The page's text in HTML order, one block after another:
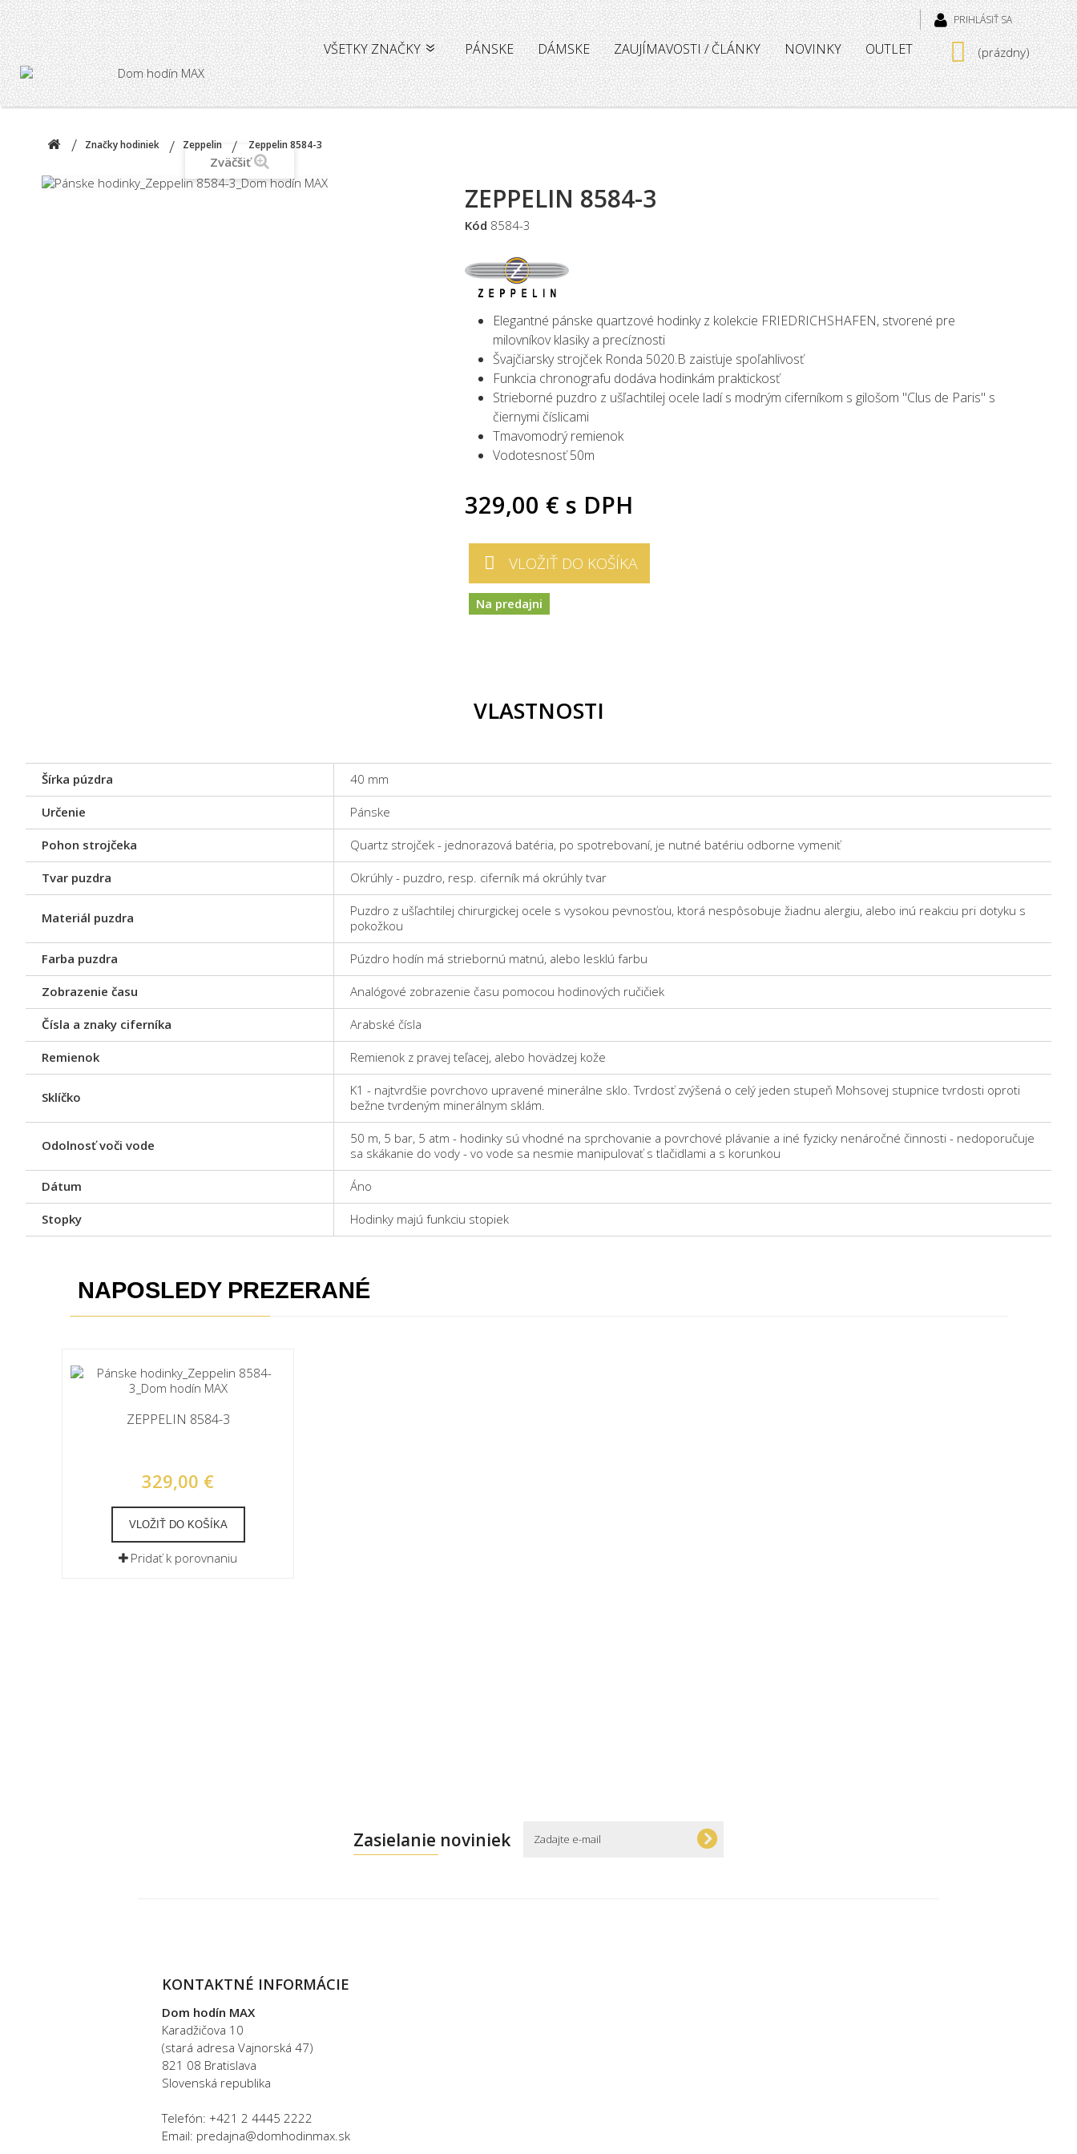
PRIHLÁSIŤ SA
VŠETKY ZNAČKY PÁNSKE DÁMSKE ZAUJÍMAVOSTI / ČLÁNKY NOVINKY OUTLET (prázdny)
Značky hodiniek Zeppelin Zeppelin 8584-3
Zväčšiť
ZEPPELIN 8584-3
Kód 8584-3
Elegantné pánske quartzové hodinky z kolekcie FRIEDRICHSHAFEN, stvorené pre
milovníkov klasiky a precíznosti
Švajčiarsky strojček Ronda 5020.B zaisťuje spoľahlivosť
Funkcia chronografu dodáva hodinkám praktickosť
Strieborné puzdro z ušľachtilej ocele ladí s modrým ciferníkom s gilošom "Clus de Paris" s
čiernymi číslicami
Tmavomodrý remienok
Vodotesnosť 50m
329,00 € s DPH
VLOŽIŤ DO KOŠÍKA
Na predajni
VLASTNOSTI
Šírka púzdra 40 mm
Určenie Pánske
Pohon strojčeka Quartz strojček - jednorazová batéria, po spotrebovaní, je nutné batériu odborne vymeniť
Tvar puzdra Okrúhly - puzdro, resp. ciferník má okrúhly tvar
Materiál puzdra
Puzdro z ušľachtilej chirurgickej ocele s vysokou pevnosťou, ktorá nespôsobuje žiadnu alergiu, alebo inú reakciu pri dotyku s
pokožkou
Farba puzdra Púzdro hodín má striebornú matnú, alebo lesklú farbu
Zobrazenie času Analógové zobrazenie času pomocou hodinových ručičiek
Čísla a znaky ciferníka Arabské čísla
Remienok Remienok z pravej teľacej, alebo hovädzej kože
Sklíčko
K1 - najtvrdšie povrchovo upravené minerálne sklo. Tvrdosť zvýšená o celý jeden stupeň Mohsovej stupnice tvrdosti oproti
bežne tvrdeným minerálnym sklám.
Odolnosť voči vode
50 m, 5 bar, 5 atm - hodinky sú vhodné na sprchovanie a povrchové plávanie a iné fyzicky nenáročné činnosti - nedoporučuje
sa skákanie do vody - vo vode sa nesmie manipulovať s tlačidlami a s korunkou
Dátum Áno
Stopky Hodinky majú funkciu stopiek
NAPOSLEDY PREZERANÉ
ZEPPELIN 8584-3
329,00 €
VLOŽIŤ DO KOŠÍKA
Pridať k porovnaniu
Zasielanie noviniek
KONTAKTNÉ INFORMÁCIE
Dom hodín MAX
Karadžičova 10
(stará adresa Vajnorská 47)
821 08 Bratislava
Slovenská republika
Telefón: +421 2 4445 2222
Email: predajna@domhodinmax.sk